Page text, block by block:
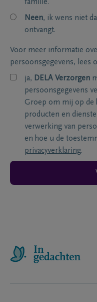
familie.
Neen, ik wens niet
ontvangt.
Voor meer informatie
persoonsgegevens, lees
ja, DELA Verzorgen
persoonsgegevens
Groep om mij op de
producten en
verwerking van
en hoe u de
privacyverklaring.